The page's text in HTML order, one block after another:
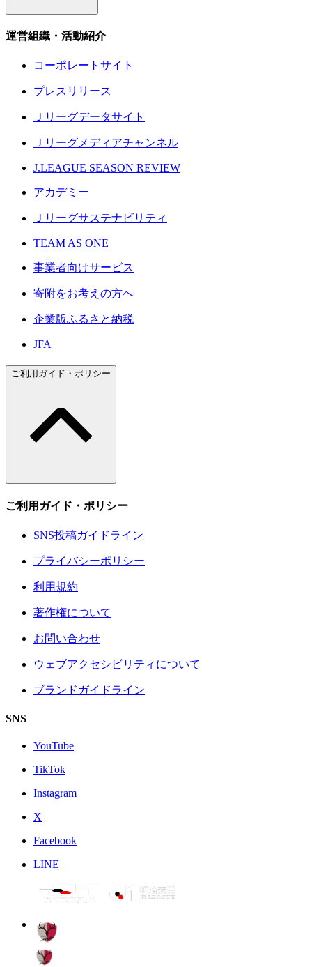
運営組織・活動紹介
コーポレートサイト
プレスリリース
Ｊリーグデータサイト
Ｊリーグメディアチャンネル
J.LEAGUE SEASON REVIEW
アカデミー
Ｊリーグサステナビリティ
TEAM AS ONE
事業者向けサービス
寄附をお考えの方へ
企業版ふるさと納税
JFA
ご利用ガイド・ポリシー
ご利用ガイド・ポリシー
SNS投稿ガイドライン
プライバシーポリシー
利用規約
著作権について
お問い合わせ
ウェブアクセシビリティについて
ブランドガイドライン
SNS
YouTube
TikTok
Instagram
X
Facebook
LINE